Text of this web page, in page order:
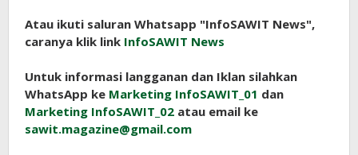
Atau ikuti saluran Whatsapp "InfoSAWIT News",
caranya klik link InfoSAWIT News
Untuk informasi langganan dan Iklan silahkan
WhatsApp ke Marketing InfoSAWIT_01 dan
Marketing InfoSAWIT_02 atau email ke
sawit.magazine@gmail.com